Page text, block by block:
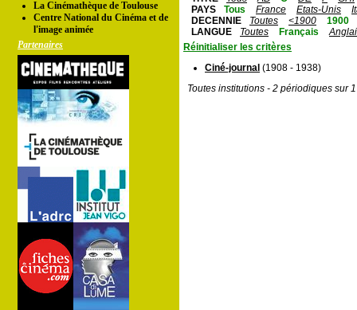
La Cinémathèque de Toulouse
Centre National du Cinéma et de
l'image animée
Partenaires
PAYS
Tous France Etats-Unis
DECENNIE
Toutes <1900
1900
LANGUE
Toutes Français
Réinitialiser les critères
Ciné-journal (1908 - 1938)
Toutes institutions - 2 périodiques sur